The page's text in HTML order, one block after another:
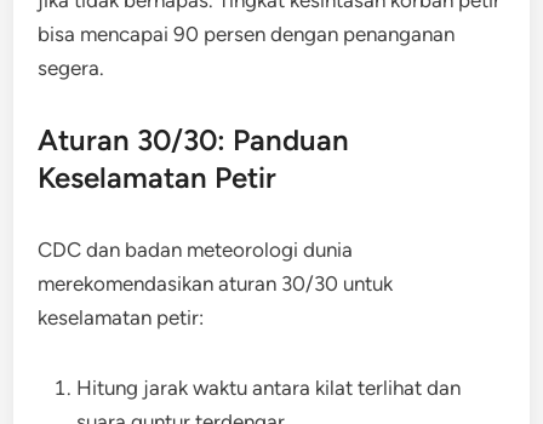
bisa mencapai 90 persen dengan penanganan
segera.
Aturan 30/30: Panduan
Keselamatan Petir
CDC dan badan meteorologi dunia
merekomendasikan aturan 30/30 untuk
keselamatan petir:
Hitung jarak waktu antara kilat terlihat dan